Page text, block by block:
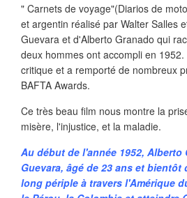
" Carnets de voyage"(Diarios de
et argentin réalisé par Walter Salles
Guevara et d'Alberto Granado qui
deux hommes ont accompli en
critique et a remporté de nombreux
BAFTA Awards.
Ce très beau film nous montre la
misère, l'injustice, et la maladie.
Au début de l'année 1952,
Guevara, âgé de 23 ans et
long périple à travers l'Amérique